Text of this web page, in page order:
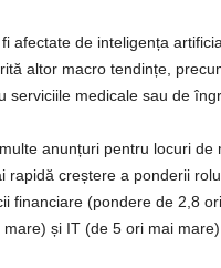
afectate de inteligența
altor macro tendințe,
serviciile medicale sau de
anunțuri pentru locuri de
rapidă creștere a ponderii
financiare (pondere de 2,8
și IT (de 5 ori mai mare).